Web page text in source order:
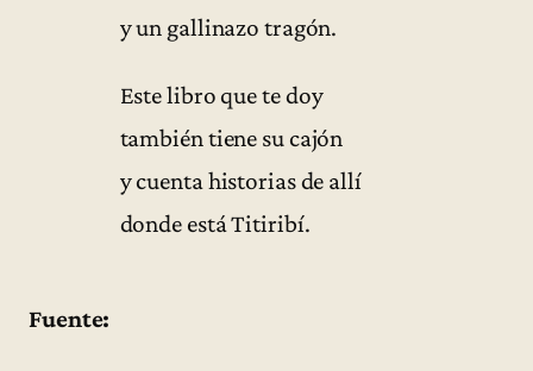
y un gallinazo tragón.
Este libro que te doy
también tiene su cajón
y cuenta historias de allí
donde está Titiribí.
Fuente: